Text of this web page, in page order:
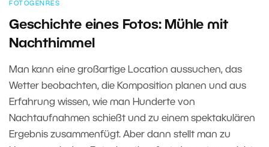
FOTOGENRES
Geschichte eines Fotos: Mühle mit
Nachthimmel
Man kann eine großartige Location aussuchen, das
Wetter beobachten, die Komposition planen und aus
Erfahrung wissen, wie man Hunderte von
Nachtaufnahmen schießt und zu einem spektakulären
Ergebnis zusammenfügt. Aber dann stellt man zu